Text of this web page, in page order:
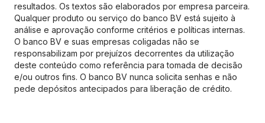
resultados. Os textos são elaborados por empresa parceira.
Qualquer produto ou serviço do banco BV está sujeito à
análise e aprovação conforme critérios e políticas internas.
O banco BV e suas empresas coligadas não se
responsabilizam por prejuízos decorrentes da utilização
deste conteúdo como referência para tomada de decisão
e/ou outros fins. O banco BV nunca solicita senhas e não
pede depósitos antecipados para liberação de crédito.